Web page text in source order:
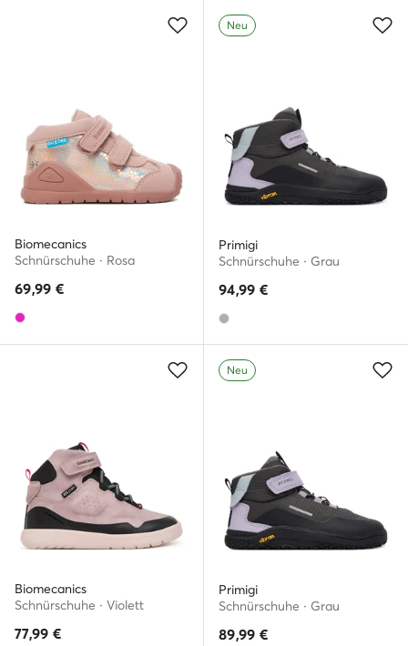
Biomecanics
Schnürschuhe · Rosa
69,99 €
Neu
Primigi
Schnürschuhe · Grau
94,99 €
Biomecanics
Schnürschuhe · Violett
77,99 €
Neu
Primigi
Schnürschuhe · Grau
89,99 €